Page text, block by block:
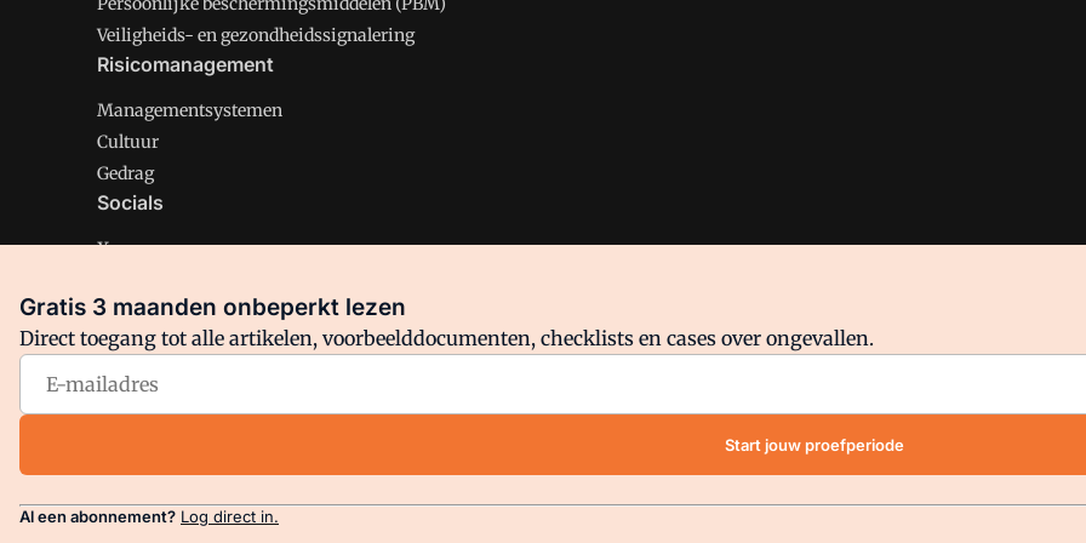
Veiligheids- en gezondheidssignalering
Risicomanagement
Managementsystemen
Cultuur
Gedrag
Socials
X
Facebook
Arbo is onderdeel van VMN media. Lees inons manifestwaar VMN media voor staat. Op gebruik van deze site zijn de
Gratis 3 maanden onbeperkt lezen
Direct toegang tot alle artikelen, voorbeelddocumenten, checklists en cases over ongevallen.
Start jouw proefperiode
Al een abonnement? Log direct in.